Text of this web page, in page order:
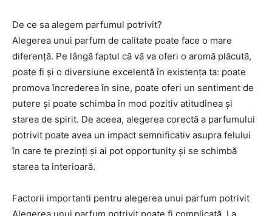
De ce sa alegem parfumul potrivit?
Alegerea unui parfum de calitate poate face o mare
diferență. Pe lângă faptul că vă va oferi o aromă plăcută,
poate fi și o diversiune excelentă în existența ta: poate
promova încrederea în sine, poate oferi un sentiment de
putere și poate schimba în mod pozitiv atitudinea și
starea de spirit. De aceea, alegerea corectă a parfumului
potrivit poate avea un impact semnificativ asupra felului
în care te prezinți și ai pot opportunity și se schimbă
starea ta interioară.
Factorii importanti pentru alegerea unui parfum potrivit
Alegerea unui parfum potrivit poate fi complicată. La